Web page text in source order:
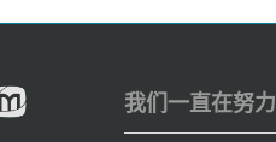
我们一直在努力